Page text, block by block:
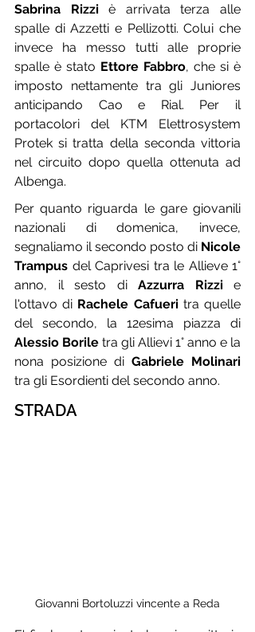
Sabrina Rizzi è arrivata terza alle
spalle di Azzetti e Pellizotti. Colui che
invece ha messo tutti alle proprie
spalle è stato Ettore Fabbro, che si è
imposto nettamente tra gli Juniores
anticipando Cao e Rial. Per il
portacolori del KTM Elettrosystem
Protek si tratta della seconda vittoria
nel circuito dopo quella ottenuta ad
Albenga.
Per quanto riguarda le gare giovanili
nazionali di domenica, invece,
segnaliamo il secondo posto di Nicole
Trampus del Caprivesi tra le Allieve 1°
anno, il sesto di Azzurra Rizzi e
l'ottavo di Rachele Cafueri tra quelle
Alessio Borile tra gli Allievi 1° anno e la
nona posizione di Gabriele Molinari
tra gli Esordienti del secondo anno.
STRADA
Giovanni Bortoluzzi vincente a Reda